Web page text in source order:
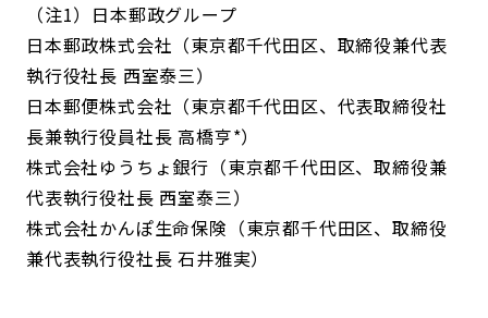
（注1）日本郵政グループ
日本郵政株式会社（東京都千代田区、取締役兼代表
執行役社長 西室泰三）
日本郵便株式会社（東京都千代田区、代表取締役社
長兼執行役員社長 高橋亨*）
株式会社ゆうちょ銀行（東京都千代田区、取締役兼
代表執行役社長 西室泰三）
株式会社かんぽ生命保険（東京都千代田区、取締役
兼代表執行役社長 石井雅実）